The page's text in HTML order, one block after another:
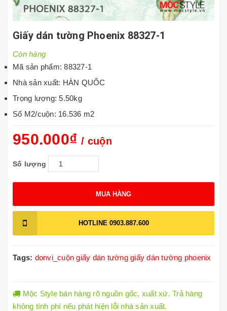
Giấy dán tường Phoenix 88327-1
Còn hàng
Mã sản phẩm: 88327-1
Nhà sản xuất: HÀN QUỐC
Trọng lượng: 5.50kg
Số M2/cuộn: 16.536 m2
950.000₫/ cuộn
Số lượng
MUA HÀNG
HOTLINE 0903.887.600
Tags: donvi_cuộn giấy dán tường giấy dán tường phoenix
Mộc Style bán hàng rõ nguồn gốc, xuất xứ. Trả hàng
không tính phí nếu phát hiện lỗi nhà sản xuất.